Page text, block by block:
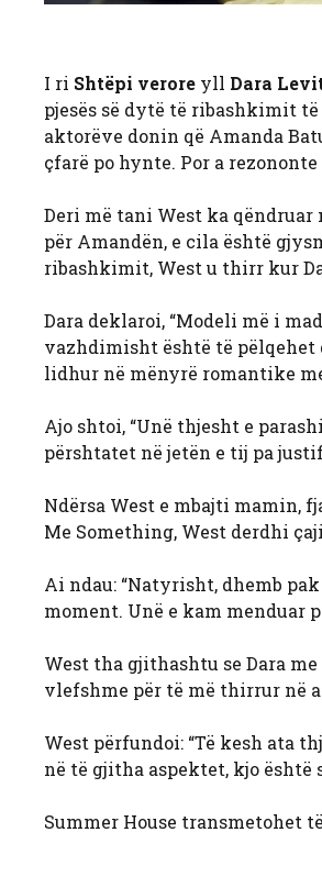
I ri Shtëpi verore yll Dara
pjesës së dytë të ribashkimit
aktorëve donin që Amanda
çfarë po hynte. Por a
Deri më tani West ka
për Amandën, e cila është
ribashkimit, West u thirr kur
Dara deklaroi, “Modeli më i
vazhdimisht është të pëlqehet
lidhur në mënyrë romantike
Ajo shtoi, “Unë thjesht e
përshtatet në jetën e tij pa
Ndërsa West e mbajti mamin,
Me Something, West derdhi
Ai ndau: “Natyrisht, dhemb
moment. Unë e kam menduar
West tha gjithashtu se Dara
vlefshme për të më thirrur në
West përfundoi: “Të kesh ata
në të gjitha aspektet, kjo është
Summer House transmetohet